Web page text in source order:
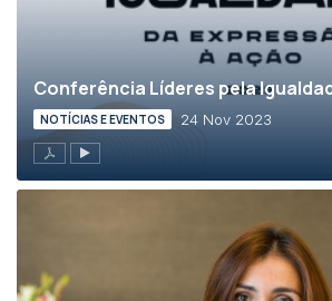
Conferência Líderes pela
NOTÍCIAS E EVENTOS 24 Nov 2023